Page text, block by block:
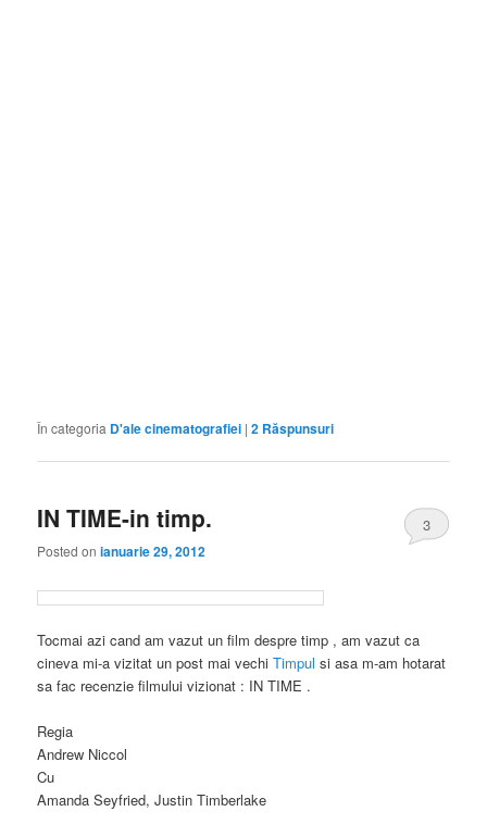
În categoria D'ale cinematografiei |2 Răspunsuri
IN TIME-in timp.
Posted onianuarie 29, 2012
3
Tocmai azi cand am vazut un film despre timp , am vazut ca
cineva mi-a vizitat un post mai vechiTimpul si asa m-am hotarat
sa fac recenzie filmului vizionat : IN TIME .
Regia
Andrew Niccol
Cu
Amanda Seyfried, Justin Timberlake